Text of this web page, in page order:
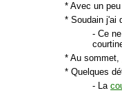
* Avec un
* Soudain j'ai
- Ce
* Au sommet,
* Quelques
- La